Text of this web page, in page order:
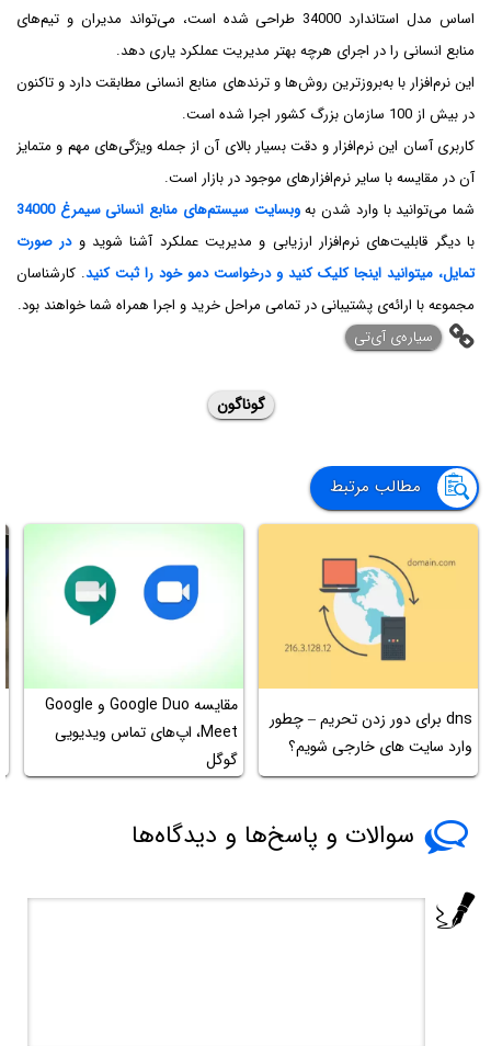
اساس مدل استاندارد 34000 طراحی شده است، می‌تواند مدیران و تیم‌های
منابع انسانی را در اجرای هرچه بهتر مدیریت عملکرد یاری دهد.
این نرم‌افزار با به‌بروزترین روش‌ها و ترندهای منابع انسانی مطابقت دارد و تاکنون
در بیش از 100 سازمان بزرگ کشور اجرا شده است.
کاربری آسان این نرم‌افزار و دقت بسیار بالای آن از جمله ویژگی‌های مهم و متمایز
آن در مقایسه با سایر نرم‌افزارهای موجود در بازار است.
شما می‌توانید با وارد شدن بهوبسایت سیستم‌های منابع انسانی سیمرغ 34000
با دیگر قابلیت‌های نرم‌افزار ارزیابی و مدیریت عملکرد آشنا شوید ودر صورت
تمایل، میتوانید اینجا کلیک کنید و درخواست دمو خود را ثبت کنید. کارشناسان
مجموعه با ارائه‌ی پشتیبانی در تمامی مراحل خرید و اجرا همراه شما خواهند بود.
‌سیاره‌ی آی‌تی
گوناگون
مطالب مرتبط
dns برای دور زدن تحریم – چطور
وارد سایت های خارجی شویم؟
مقایسه Google Duo و Google
Meet، اپ‌های تماس ویدیویی
گوگل
سوالات و پاسخ‌ها و دیدگاه‌ها